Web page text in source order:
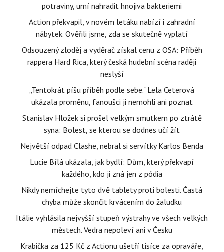
potraviny, umí nahradit hnojiva bakteriemi
Action překvapil, v novém letáku nabízí i zahradní
nábytek. Ověřili jsme, zda se skutečně vyplatí
Odsouzený zloděj a vyděrač získal cenu z OSA: Příběh
rappera Hard Rica, který česká hudební scéna raději
neslyší
„Tentokrát píšu příběh podle sebe." Lela Ceterová
ukázala proměnu, fanoušci ji nemohli ani poznat
Stanislav Hložek si prošel velkým smutkem po ztrátě
syna: Bolest, se kterou se dodnes učí žít
Největší odpad Clashe, nebral si servítky Karlos Benda
Lucie Bílá ukázala, jak bydlí: Dům, který překvapí
každého, kdo ji zná jen z pódia
Nikdy nemíchejte tyto dvě tablety proti bolesti. Častá
chyba může skončit krvácením do žaludku
Itálie vyhlásila nejvyšší stupeň výstrahy ve všech velkých
městech. Vedra nepoleví ani v Česku
Krabička za 125 Kč z Actionu ušetří tisíce za opraváře,